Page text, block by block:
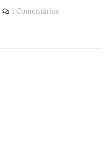
1 Comentários